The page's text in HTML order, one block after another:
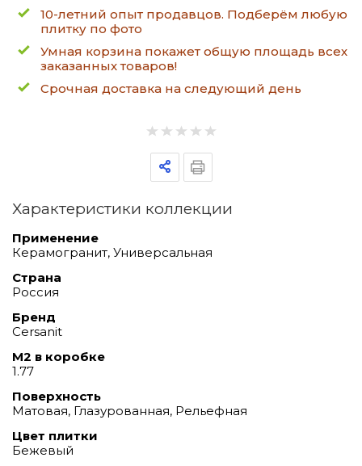
10-летний опыт продавцов. Подберём любую
плитку по фото
Умная корзина покажет общую площадь всех
заказанных товаров!
Срочная доставка на следующий день
Характеристики коллекции
Применение
Керамогранит, Универсальная
Страна
Россия
Бренд
Cersanit
М2 в коробке
1.77
Поверхность
Матовая, Глазурованная, Рельефная
Цвет плитки
Бежевый